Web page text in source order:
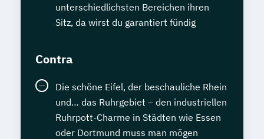
unterschiedlichsten Bereichen ihren
Sitz, da wirst du garantiert fündig
Contra
Die schöne Eifel, der beschauliche Rhein
und… das Ruhrgebiet – den industriellen
Ruhrpott-Charme in Städten wie Essen
oder Dortmund muss man mögen